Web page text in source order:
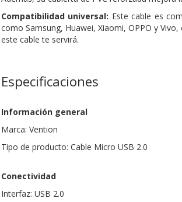
Compatibilidad universal: Este cable es
como Samsung, Huawei, Xiaomi, OPPO y
este cable te servirá.
Especificaciones
Información general
Marca: Vention
Tipo de producto: Cable Micro USB 2.0
Conectividad
Interfaz: USB 2.0